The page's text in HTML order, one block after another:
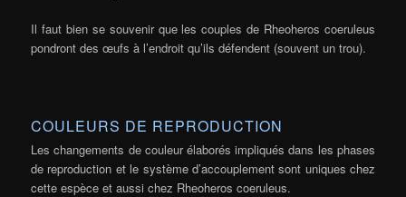
Il faut bien se souvenir que les couples de Rheoheros coeruleus
pondront des œufs à l’endroit qu’ils défendent (souvent un trou).
COULEURS DE REPRODUCTION
Les changements de couleur élaborés impliqués dans les phases
de reproduction et le système d’accouplement sont uniques chez
cette espèce et aussi chez Rheoheros coeruleus.